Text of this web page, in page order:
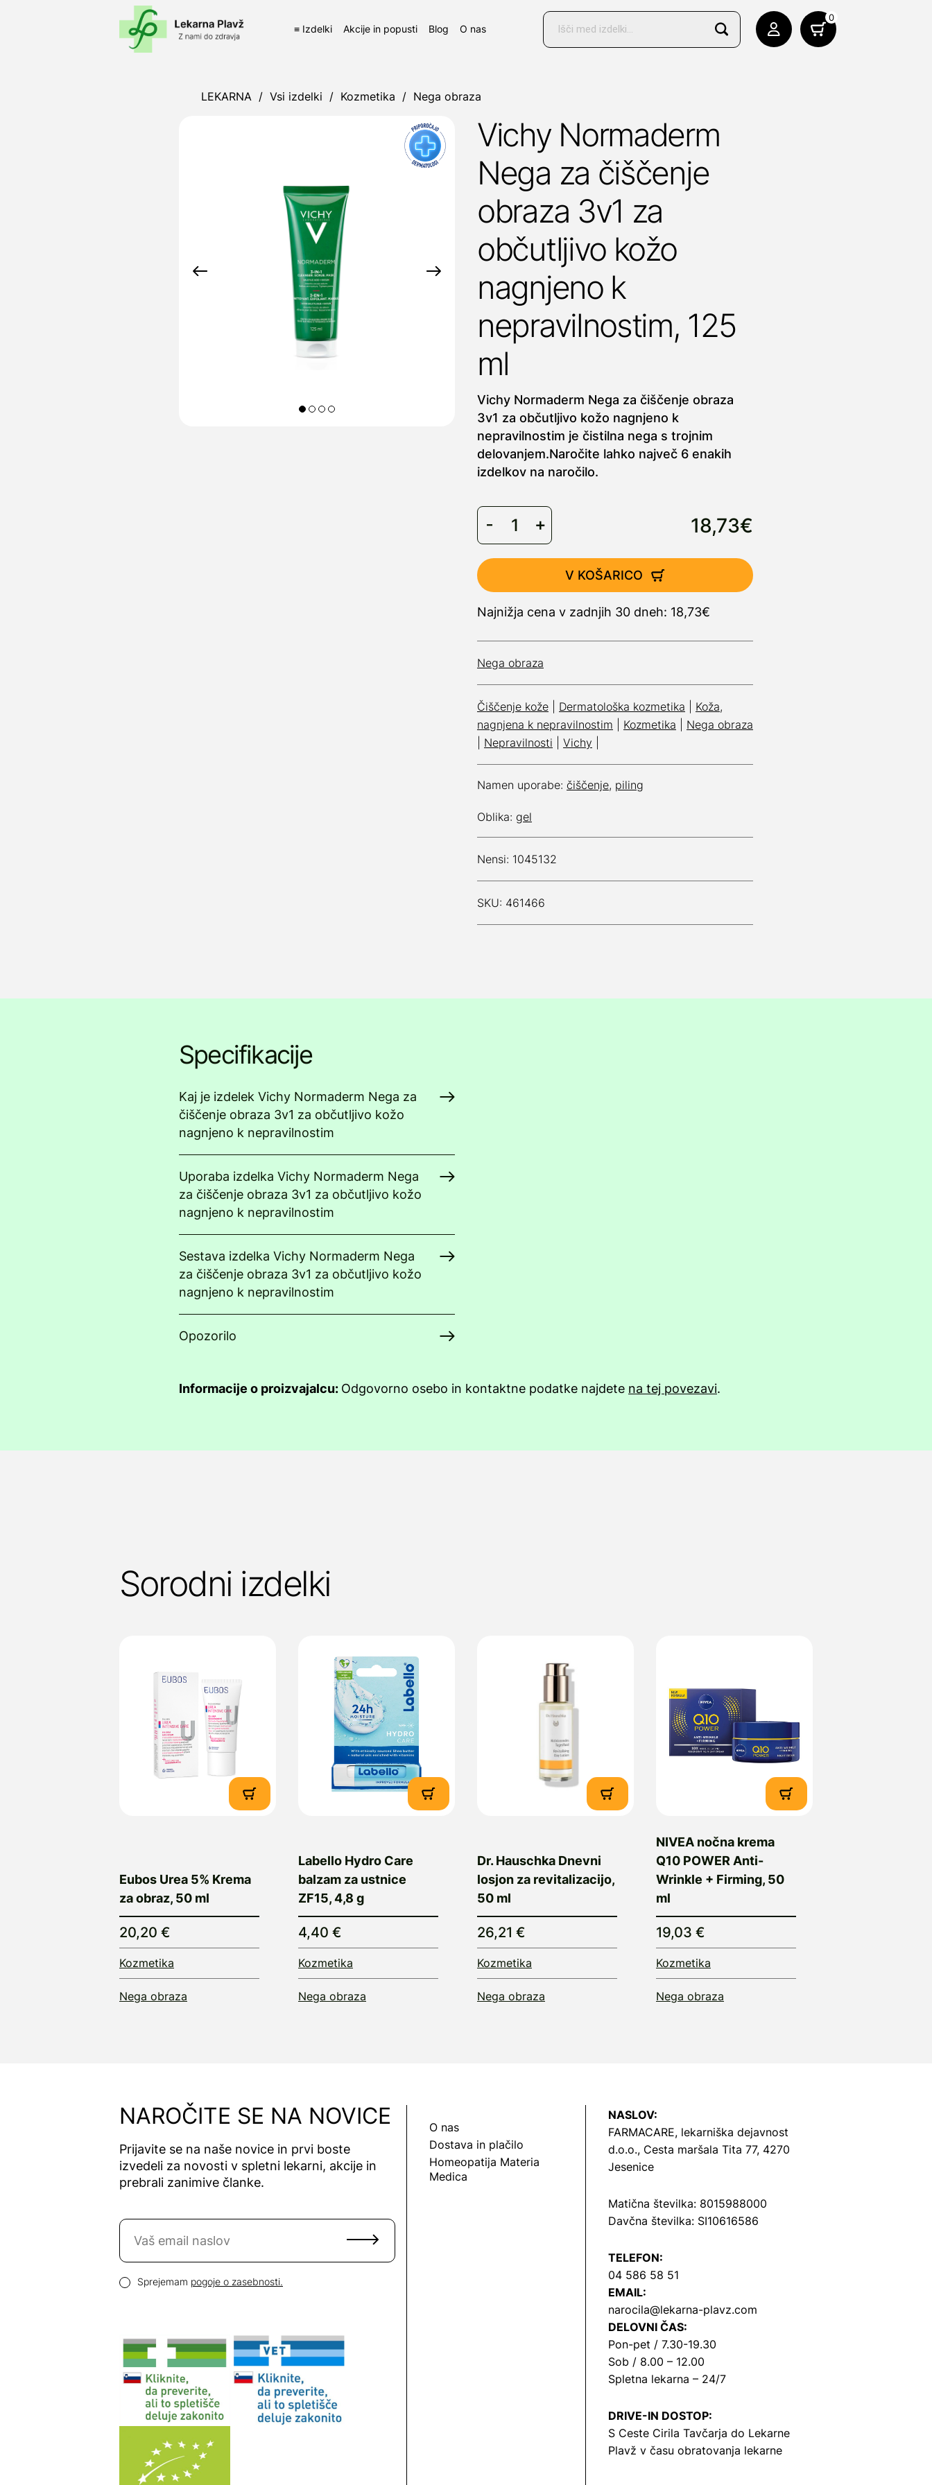
≡ Izdelki Akcije in popusti Blog O nas
Products
search
0
LEKARNA / Vsi izdelki / Kozmetika / Nega obraza
Vichy Normaderm
Nega za čiščenje
obraza 3v1 za
občutljivo kožo
nagnjeno k
nepravilnostim, 125
ml
Vichy Normaderm Nega za čiščenje obraza
3v1 za občutljivo kožo nagnjeno k
nepravilnostim je čistilna nega s trojnim
delovanjem.Naročite lahko največ 6 enakih
izdelkov na naročilo.
18,73€
V KOŠARICO
Najnižja cena v zadnjih 30 dneh: 18,73€
Nega obraza
Čiščenje kože Dermatološka kozmetika
Koža,
nagnjena k nepravilnostim
Kozmetika
Nega obraza
Nepravilnosti Vichy
Namen uporabe: čiščenje, piling
Oblika: gel
Nensi: 1045132
SKU: 461466
Specifikacije
Kaj je izdelek Vichy Normaderm Nega za
čiščenje obraza 3v1 za občutljivo kožo
nagnjeno k nepravilnostim
Uporaba izdelka Vichy Normaderm Nega
za čiščenje obraza 3v1 za občutljivo kožo
nagnjeno k nepravilnostim
Sestava izdelka Vichy Normaderm Nega
za čiščenje obraza 3v1 za občutljivo kožo
nagnjeno k nepravilnostim
Opozorilo
Informacije o proizvajalcu: Odgovorno osebo in kontaktne podatke najdete na tej povezavi.
Sorodni izdelki
Eubos Urea 5% Krema
za obraz, 50 ml
20,20 €
Kozmetika
Nega obraza
Labello Hydro Care
balzam za ustnice
ZF15, 4,8 g
4,40 €
Kozmetika
Nega obraza
Dr. Hauschka Dnevni
losjon za revitalizacijo,
50 ml
26,21 €
Kozmetika
Nega obraza
NIVEA nočna krema
Q10 POWER Anti-
Wrinkle + Firming, 50
ml
19,03 €
Kozmetika
Nega obraza
NAROČITE SE NA NOVICE
Prijavite se na naše novice in prvi boste
izvedeli za novosti v spletni lekarni, akcije in
prebrali zanimive članke.
Naročite se na novice
Pogoji zasebnosti
Sprejemam pogoje o zasebnosti.
O nas
Dostava in plačilo
Homeopatija Materia
Medica
NASLOV:
FARMACARE, lekarniška dejavnost
d.o.o., Cesta maršala Tita 77, 4270
Jesenice
Matična številka: 8015988000
Davčna številka: SI10616586
TELEFON:
04 586 58 51
EMAIL:
narocila@lekarna-plavz.com
DELOVNI ČAS:
Pon-pet / 7.30-19.30
Sob / 8.00 – 12.00
Spletna lekarna – 24/7
DRIVE-IN DOSTOP:
S Ceste Cirila Tavčarja do Lekarne
Plavž v času obratovanja lekarne